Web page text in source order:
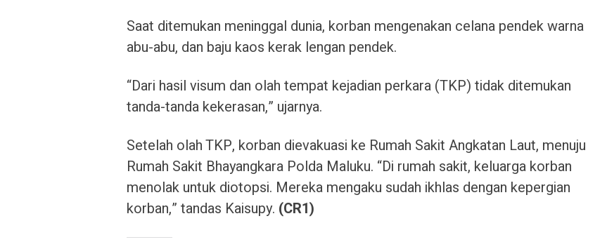
Saat ditemukan meninggal dunia, korban mengenakan celana pendek warna
abu-abu, dan baju kaos kerak lengan pendek.
“Dari hasil visum dan olah tempat kejadian perkara (TKP) tidak ditemukan
tanda-tanda kekerasan,” ujarnya.
Setelah olah TKP, korban dievakuasi ke Rumah Sakit Angkatan Laut, menuju
Rumah Sakit Bhayangkara Polda Maluku. “Di rumah sakit, keluarga korban
menolak untuk diotopsi. Mereka mengaku sudah ikhlas dengan kepergian
korban,” tandas Kaisupy. (CR1)